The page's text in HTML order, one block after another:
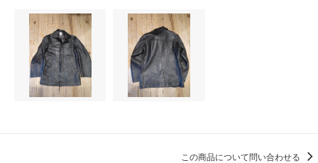
この商品について問い合わせる